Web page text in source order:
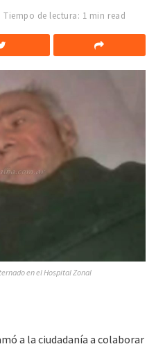
Tiempo de lectura: 1 min read
en el Hospital Zonal
a la ciudadanía a colaborar